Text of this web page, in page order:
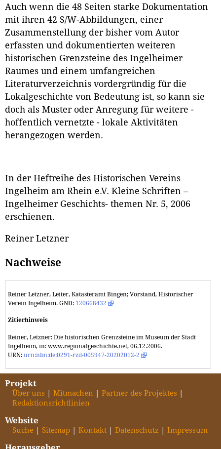
Auch wenn die 48 Seiten starke Dokumentation
mit ihren 42 S/W-Abbildungen, einer
Zusammenstellung der bisher vom Autor
erfassten und dokumentierten weiteren
historischen Grenzsteine des Ingelheimer
Raumes und einem umfangreichen
Literaturverzeichnis vordergründig für die
Lokalgeschichte von Bedeutung ist, so kann sie
doch als Muster oder Anregung für weitere -
hoffentlich vernetzte - lokale Aktivitäten
herangezogen werden.
In der Heftreihe des Historischen Vereins
Ingelheim am Rhein e.V. Kleine Schriften –
Ingelheimer Geschichts- themen Nr. 5, 2006
erschienen.
Reiner Letzner
Nachweise
Reiner Letzner, Leiter, Katasteramt Bingen; Vorstand, Historischer
Verein Ingelheim. GND: 120668432
Zitierhinweis
Reiner, Letzner: Die historischen Grenzsteine im Museum der Stadt
Ingelheim, in: www.regionalgeschichte.net, 06.12.2006.
URN: urn:nbn:de:0291-rzd-005947-20202012-2
Projekt
Über uns Mitmachen
Partner des Projektes
Redaktionsrichtlinien
Website
Suche Sitemap Kontakt Datenschutz Impressum